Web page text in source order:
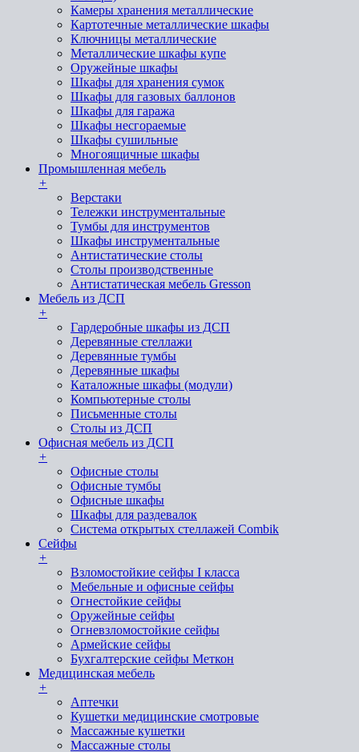
Камеры хранения металлические
Картотечные металлические шкафы
Ключницы металлические
Металлические шкафы купе
Оружейные шкафы
Шкафы для хранения сумок
Шкафы для газовых баллонов
Шкафы для гаража
Шкафы несгораемые
Шкафы сушильные
Многоящичные шкафы
Промышленная мебель
+
Верстаки
Тележки инструментальные
Тумбы для инструментов
Шкафы инструментальные
Антистатические столы
Столы производственные
Антистатическая мебель Gresson
Мебель из ДСП
+
Гардеробные шкафы из ДСП
Деревянные стеллажи
Деревянные тумбы
Деревянные шкафы
Каталожные шкафы (модули)
Компьютерные столы
Письменные столы
Столы из ДСП
Офисная мебель из ДСП
+
Офисные столы
Офисные тумбы
Офисные шкафы
Шкафы для раздевалок
Система открытых стеллажей Combik
Сейфы
+
Взломостойкие сейфы I класса
Мебельные и офисные сейфы
Огнестойкие сейфы
Оружейные сейфы
Огневзломостойкие сейфы
Армейские сейфы
Бухгалтерские сейфы Меткон
Медицинская мебель
+
Аптечки
Кушетки медицинские смотровые
Массажные кушетки
Массажные столы